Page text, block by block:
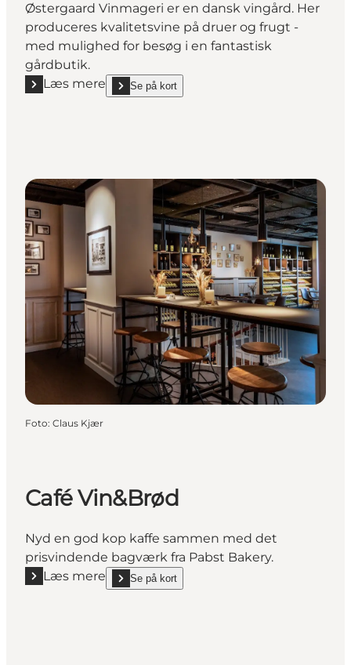
Østergaard Vinmageri er en dansk vingård. Her
produceres kvalitetsvine på druer og frugt -
med mulighed for besøg i en fantastisk
gårdbutik.
Læs mere
Læs mere "Østergaard Vinmageri"
Se på kort
show Østergaard Vinmageri on_map
Foto: Claus Kjær
Café Vin&Brød
Nyd en god kop kaffe sammen med det
prisvindende bagværk fra Pabst Bakery.
Læs mere
Læs mere "Café Vin&Brød"
Se på kort
show Café Vin&Brød on_map